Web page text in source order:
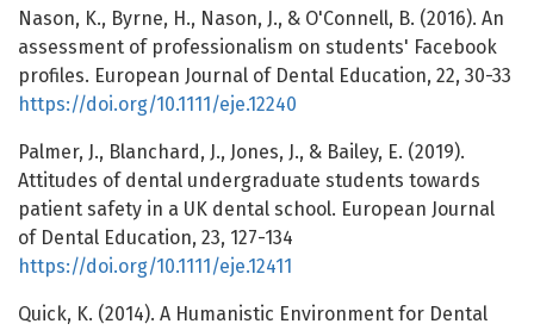
Nason, K., Byrne, H., Nason, J., & O'Connell, B. (2016). An
assessment of professionalism on students' Facebook
profiles. European Journal of Dental Education, 22, 30-33
https://doi.org/10.1111/eje.12240
Palmer, J., Blanchard, J., Jones, J., & Bailey, E. (2019).
Attitudes of dental undergraduate students towards
patient safety in a UK dental school. European Journal
of Dental Education, 23, 127-134
https://doi.org/10.1111/eje.12411
Quick, K. (2014). A Humanistic Environment for Dental